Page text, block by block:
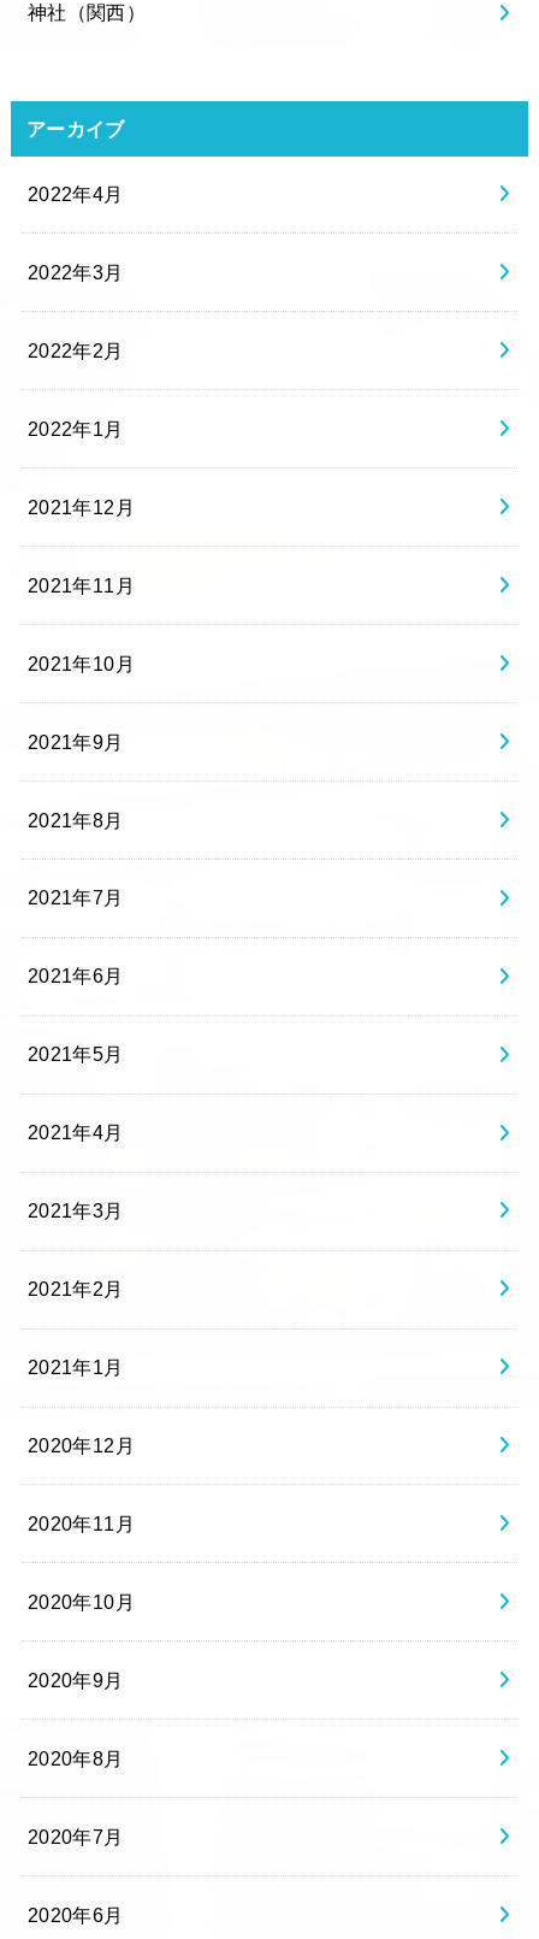
神社（関西）
アーカイブ
2022年4月
2022年3月
2022年2月
2022年1月
2021年12月
2021年11月
2021年10月
2021年9月
2021年8月
2021年7月
2021年6月
2021年5月
2021年4月
2021年3月
2021年2月
2021年1月
2020年12月
2020年11月
2020年10月
2020年9月
2020年8月
2020年7月
2020年6月